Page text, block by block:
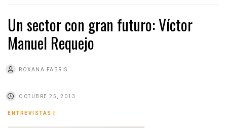
Un sector con gran futuro: Víctor
Manuel Requejo
ROXANA FABRIS
OCTUBRE 25, 2013
ENTREVISTAS